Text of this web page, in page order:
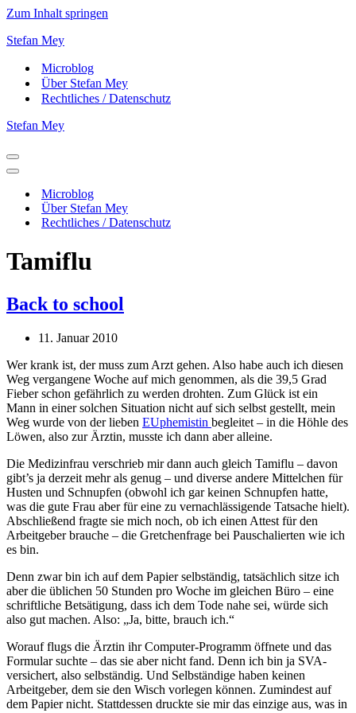
Zum Inhalt springen
Stefan Mey
Microblog
Über Stefan Mey
Rechtliches / Datenschutz
Stefan Mey
Navigationsmenü
Navigationsmenü
Microblog
Über Stefan Mey
Rechtliches / Datenschutz
Tamiflu
Back to school
11. Januar 2010
Wer krank ist, der muss zum Arzt gehen. Also habe auch ich diesen
Weg vergangene Woche auf mich genommen, als die 39,5 Grad
Fieber schon gefährlich zu werden drohten. Zum Glück ist ein
Mann in einer solchen Situation nicht auf sich selbst gestellt, mein
Weg wurde von der lieben EUphemistin begleitet – in die Höhle des
Löwen, also zur Ärztin, musste ich dann aber alleine.
Die Medizinfrau verschrieb mir dann auch gleich Tamiflu – davon
gibt’s ja derzeit mehr als genug – und diverse andere Mittelchen für
Husten und Schnupfen (obwohl ich gar keinen Schnupfen hatte,
was die gute Frau aber für eine zu vernachlässigende Tatsache hielt).
Abschließend fragte sie mich noch, ob ich einen Attest für den
Arbeitgeber brauche – die Gretchenfrage bei Pauschalierten wie ich
es bin.
Denn zwar bin ich auf dem Papier selbständig, tatsächlich sitze ich
aber die üblichen 50 Stunden pro Woche im gleichen Büro – eine
schriftliche Betsätigung, dass ich dem Tode nahe sei, würde sich
also gut machen. Also: „Ja, bitte, brauch ich.“
Worauf flugs die Ärztin ihr Computer-Programm öffnete und das
Formular suchte – das sie aber nicht fand. Denn ich bin ja SVA-
versichert, also selbständig. Und Selbständige haben keinen
Arbeitgeber, dem sie den Wisch vorlegen können. Zumindest auf
dem Papier nicht. Stattdessen druckte sie mir das einzige aus, was in